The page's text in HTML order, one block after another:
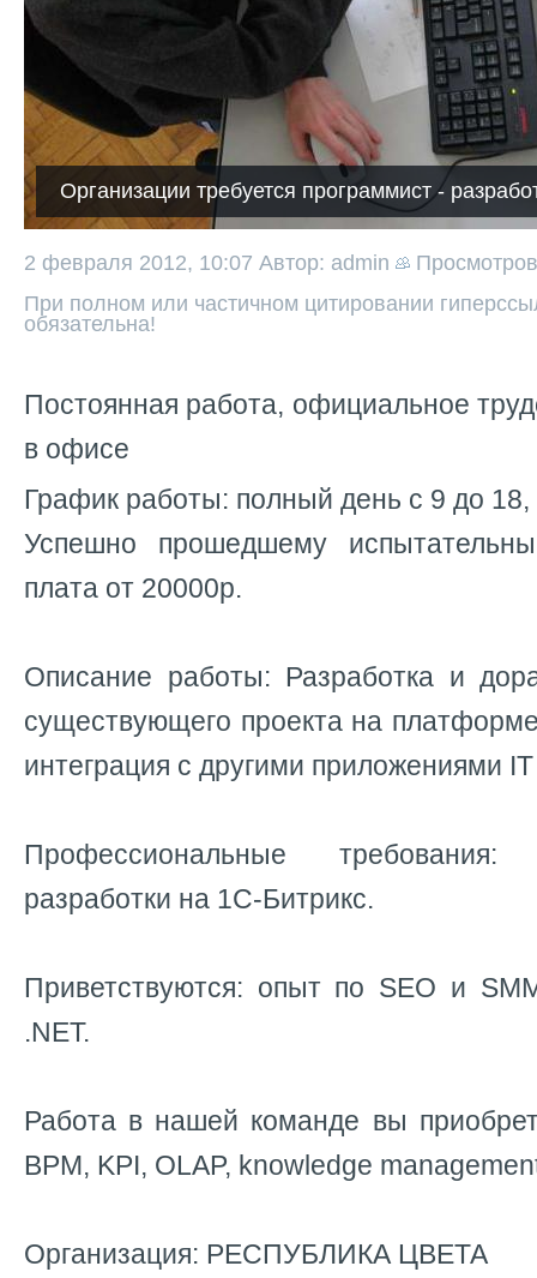
Организации требуется программист -
2 февраля 2012, 10:07 Автор: admin
При полном или частичном цитировании
обязательна!
Постоянная работа, официальное
в офисе
График работы: полный день с 9 до 18,
Успешно прошедшему
плата от 20000р.
Описание работы: Разработка и
существующего проекта на
интеграция с другими приложениями
Профессиональные
разработки на 1С-Битрикс.
Приветствуются: опыт по SEO и
.NET.
Работа в нашей команде вы
BPM, KPI, OLAP, knowledge
Организация: РЕСПУБЛИКА ЦВЕТА